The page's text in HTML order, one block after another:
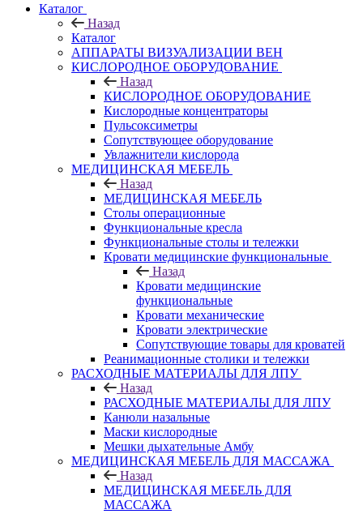
Каталог
Назад
Каталог
АППАРАТЫ ВИЗУАЛИЗАЦИИ ВЕН
КИСЛОРОДНОЕ ОБОРУДОВАНИЕ
Назад
КИСЛОРОДНОЕ ОБОРУДОВАНИЕ
Кислородные концентраторы
Пульсоксиметры
Сопутствующее оборудование
Увлажнители кислорода
МЕДИЦИНСКАЯ МЕБЕЛЬ
Назад
МЕДИЦИНСКАЯ МЕБЕЛЬ
Столы операционные
Функциональные кресла
Функциональные столы и тележки
Кровати медицинские функциональные
Назад
Кровати медицинские
функциональные
Кровати механические
Кровати электрические
Сопутствующие товары для кроватей
Реанимационные столики и тележки
РАСХОДНЫЕ МАТЕРИАЛЫ ДЛЯ ЛПУ
Назад
РАСХОДНЫЕ МАТЕРИАЛЫ ДЛЯ ЛПУ
Канюли назальные
Маски кислородные
Мешки дыхательные Амбу
МЕДИЦИНСКАЯ МЕБЕЛЬ ДЛЯ МАССАЖА
Назад
МЕДИЦИНСКАЯ МЕБЕЛЬ ДЛЯ
МАССАЖА